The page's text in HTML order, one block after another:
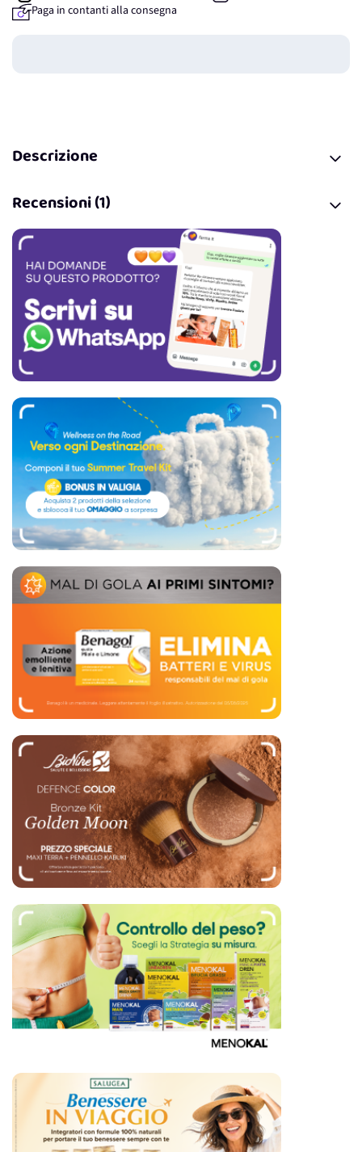
Paga in contanti alla consegna
Descrizione
Recensioni (1)